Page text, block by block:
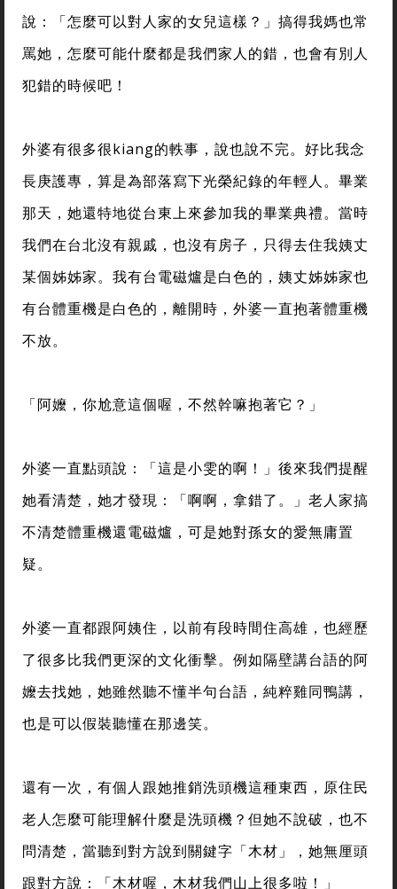
說：「怎麼可以對人家的女兒這樣？」搞得我媽也常
罵她，怎麼可能什麼都是我們家人的錯，也會有別人
犯錯的時候吧！
外婆有很多很kiang的軼事，說也說不完。好比我念
長庚護專，算是為部落寫下光榮紀錄的年輕人。畢業
那天，她還特地從台東上來參加我的畢業典禮。當時
我們在台北沒有親戚，也沒有房子，只得去住我姨丈
某個姊姊家。我有台電磁爐是白色的，姨丈姊姊家也
有台體重機是白色的，離開時，外婆一直抱著體重機
不放。
「阿嬤，你尬意這個喔，不然幹嘛抱著它？」
外婆一直點頭說：「這是小雯的啊！」後來我們提醒
她看清楚，她才發現：「啊啊，拿錯了。」老人家搞
不清楚體重機還電磁爐，可是她對孫女的愛無庸置
疑。
外婆一直都跟阿姨住，以前有段時間住高雄，也經歷
了很多比我們更深的文化衝擊。例如隔壁講台語的阿
嬤去找她，她雖然聽不懂半句台語，純粹雞同鴨講，
也是可以假裝聽懂在那邊笑。
還有一次，有個人跟她推銷洗頭機這種東西，原住民
老人怎麼可能理解什麼是洗頭機？但她不說破，也不
問清楚，當聽到對方說到關鍵字「木材」，她無厘頭
跟對方說：「木材喔，木材我們山上很多啦！」